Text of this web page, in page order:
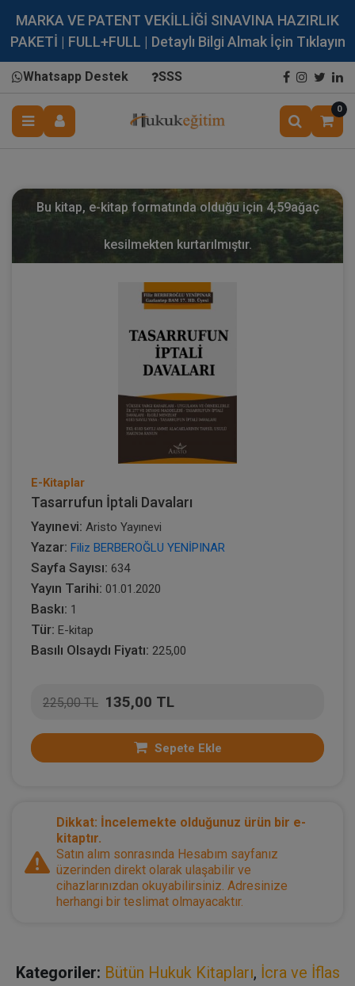
MARKA VE PATENT VEKİLLİĞİ SINAVINA HAZIRLIK
PAKETİ | FULL+FULL | Detaylı Bilgi Almak İçin Tıklayın
Whatsapp Destek SSS
0
Bu kitap, e-kitap formatında olduğu için 4,59ağaç
kesilmekten kurtarılmıştır.
E-Kitaplar
Tasarrufun İptali Davaları
Yayınevi: Aristo Yayınevi
Yazar: Filiz BERBEROĞLU YENİPINAR
Sayfa Sayısı: 634
Yayın Tarihi: 01.01.2020
Baskı: 1
Tür: E-kitap
Basılı Olsaydı Fiyatı: 225,00
225,00 TL 135,00 TL
Sepete Ekle
Dikkat: İncelemekte olduğunuz ürün bir e-
kitaptır.
Satın alım sonrasında Hesabım sayfanız
üzerinden direkt olarak ulaşabilir ve
cihazlarınızdan okuyabilirsiniz. Adresinize
herhangi bir teslimat olmayacaktır.
Kategoriler: Bütün Hukuk Kitapları, İcra ve İflas